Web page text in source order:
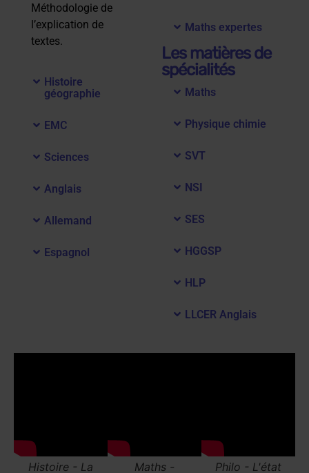
Méthodologie de
l’explication de
textes.
Histoire
géographie
EMC
Sciences
Anglais
Allemand
Espagnol
Maths expertes
Les matières de
spécialités
Maths
Physique chimie
SVT
NSI
SES
HGGSP
HLP
LLCER Anglais